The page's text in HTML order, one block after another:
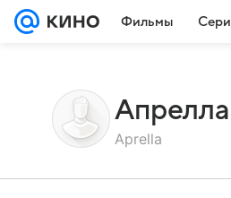
Фильмы
Апрелла
Aprella